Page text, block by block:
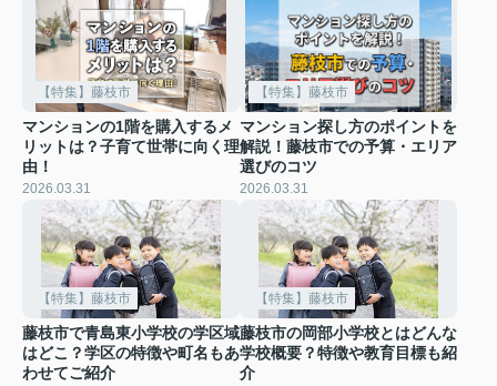
【特集】藤枝市
マンションの1階を購入するメ
リットは？子育て世帯に向く理
由！
2026.03.31
【特集】藤枝市
マンション探し方のポイントを
解説！藤枝市での予算・エリア
選びのコツ
2026.03.31
【特集】藤枝市
藤枝市で青島東小学校の学区域
はどこ？学区の特徴や町名もあ
わせてご紹介
【特集】藤枝市
藤枝市の岡部小学校とはどんな
学校概要？特徴や教育目標も紹
介